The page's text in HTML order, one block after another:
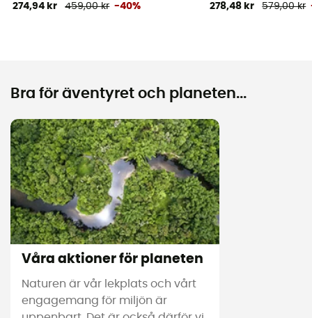
274,94 kr 459,00 kr -40% 278,48 kr 579,00 kr
Bra för äventyret och planeten...
Våra aktioner för planeten
Naturen är vår lekplats och vårt
engagemang för miljön är